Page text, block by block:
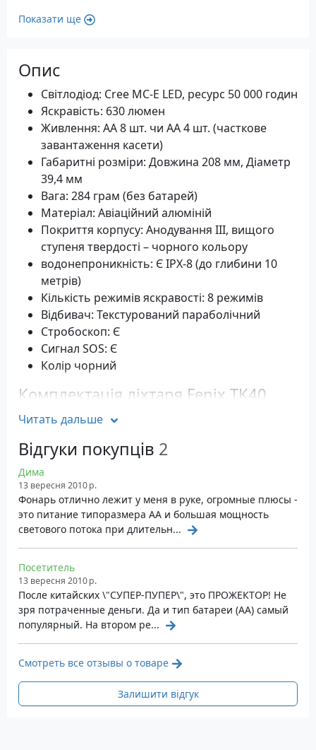
Показати ще
Опис
Світлодіод: Cree MC-E LED, ресурс 50 000 годин
Яскравість: 630 люмен
Живлення: АA 8 шт. чи АА 4 шт. (часткове
завантаження касети)
Габаритні розміри: Довжина 208 мм, Діаметр
39,4 мм
Вага: 284 грам (без батарей)
Матеріал: Авіаційний алюміній
Покриття корпусу: Анодування III, вищого
ступеня твердості – чорного кольору
водонепроникність: Є IPX-8 (до глибини 10
метрів)
Кількість режимів яскравості: 8 режимів
Відбивач: Текстурований параболічний
Стробоскоп: Є
Сигнал SOS: Є
Колір чорний
Комплектація ліхтаря Fenix TK40
MC-E
LED
Захисний пластиковий кейс із ручками
Перекидний ремінь на плече
Запасні прокладки та накладка на кнопку
Характеристики
Яскравість: 630 люмен
Живлення: АA 8 шт. чи АА 4 шт. (часткове
завантаження касети)
Габаритні розміри: Довжина 208 мм, Діаметр
39,4 мм
Вага: 284 грам (без батарей)
Покриття корпусу: Анодування III, вищого
ступеня твердості – чорного кольору
Читать дальше
Відгуки покупців 2
Дима
13 вересня 2010 р.
Фонарь отлично лежит у меня в руке, огромные плюсы -
это питание типоразмера АА и большая мощность
светового потока при длительн...
Посетитель
13 вересня 2010 р.
После китайских \"СУПЕР-ПУПЕР\", это ПРОЖЕКТОР! Не
зря потраченные деньги. Да и тип батареи (АА) самый
популярный. На втором ре...
Смотреть все отзывы о товаре
Залишити відгук